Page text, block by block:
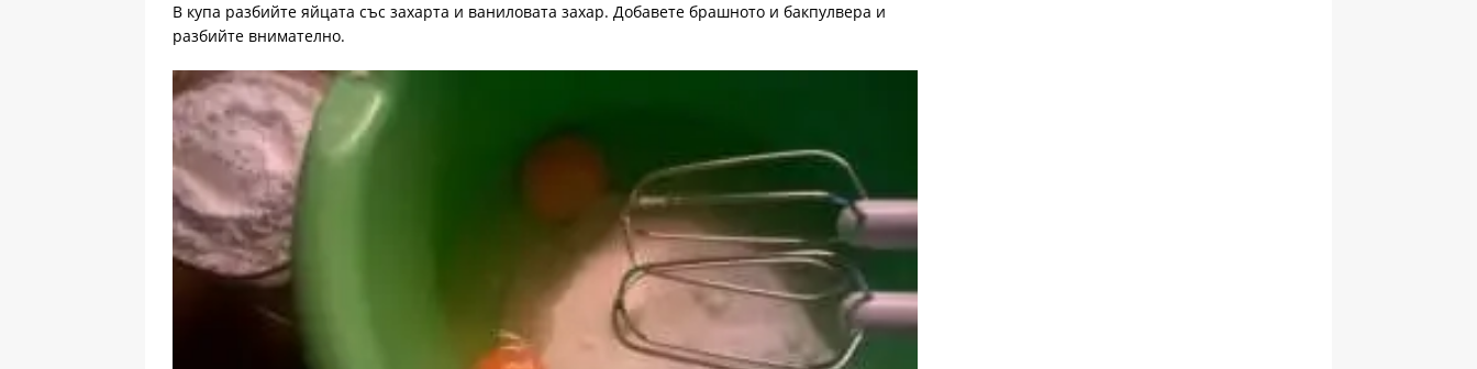
В купа разбийте яйцата със захарта и ваниловата захар. Добавете брашното и бакпулвера и
разбийте внимателно.